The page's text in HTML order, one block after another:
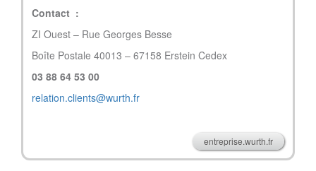
Contact :
ZI Ouest – Rue Georges Besse
Boîte Postale 40013 – 67158 Erstein Cedex
03 88 64 53 00
relation.clients@wurth.fr
entreprise.wurth.fr